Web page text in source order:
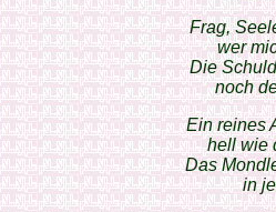
Frag,
wer
Die
noch
Ein reines
hell wie
Das
in